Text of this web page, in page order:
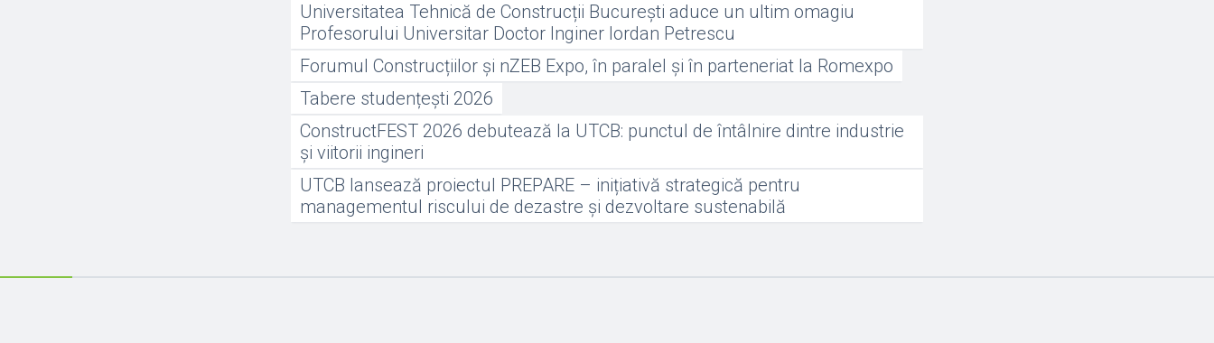
Universitatea Tehnică de Construcții București aduce un ultim omagiu
Profesorului Universitar Doctor Inginer Iordan Petrescu
Forumul Construcțiilor și nZEB Expo, în paralel și în parteneriat la Romexpo
Tabere studențești 2026
ConstructFEST 2026 debutează la UTCB: punctul de întâlnire dintre industrie
și viitorii ingineri
UTCB lansează proiectul PREPARE – inițiativă strategică pentru
managementul riscului de dezastre și dezvoltare sustenabilă